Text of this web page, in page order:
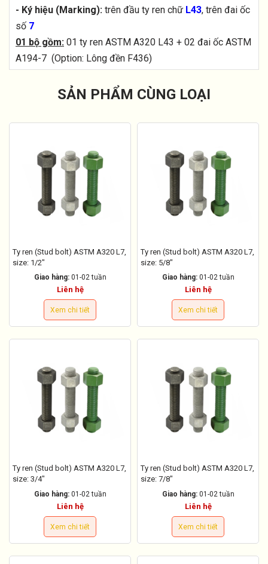
- Ký hiệu (Marking): trên đầu ty ren chữ L43, trên đai ốc
số 7
01 bộ gồm: 01 ty ren ASTM A320 L43 + 02 đai ốc ASTM
A194-7 (Option: Lông đền F436)
SẢN PHẨM CÙNG LOẠI
Ty ren (Stud bolt) ASTM A320 L7,
size: 1/2"
Giao hàng: 01-02 tuần
Liên hệ
Xem chi tiết
Ty ren (Stud bolt) ASTM A320 L7,
size: 5/8"
Giao hàng: 01-02 tuần
Liên hệ
Xem chi tiết
Ty ren (Stud bolt) ASTM A320 L7,
size: 3/4"
Giao hàng: 01-02 tuần
Liên hệ
Xem chi tiết
Ty ren (Stud bolt) ASTM A320 L7,
size: 7/8"
Giao hàng: 01-02 tuần
Liên hệ
Xem chi tiết